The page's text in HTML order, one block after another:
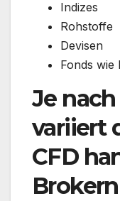
Indizes
Rohstoffe
Devisen
Fonds wie
Je
variiert
CFD
Brokern